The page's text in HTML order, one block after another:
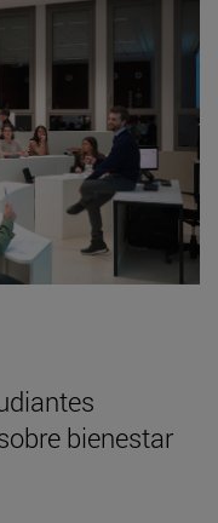
bienestar